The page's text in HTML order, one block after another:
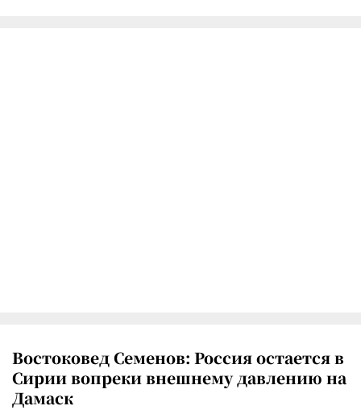
Востоковед Семенов: Россия остается в
Сирии вопреки внешнему давлению на
Дамаск